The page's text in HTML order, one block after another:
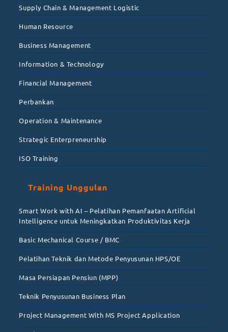
Supply Chain & Management Logistic
Human Resource
Business Management
Information & Technology
Financial Management
Perbankan
Operation & Maintenance
Strategic Enterpreneurship
ISO Training
Training Unggulan
Smart Work with AI – Pelatihan Pemanfaatan Artificial
Intelligence untuk Meningkatkan Produktivitas Kerja
Basic Mechanical Course / BMC
Pelatihan Teknik dan Metode Penyusunan HPS/OE
Masa Persiapan Pensiun (MPP)
Teknik Penyusunan Business Plan
Project Management With MS Project Application